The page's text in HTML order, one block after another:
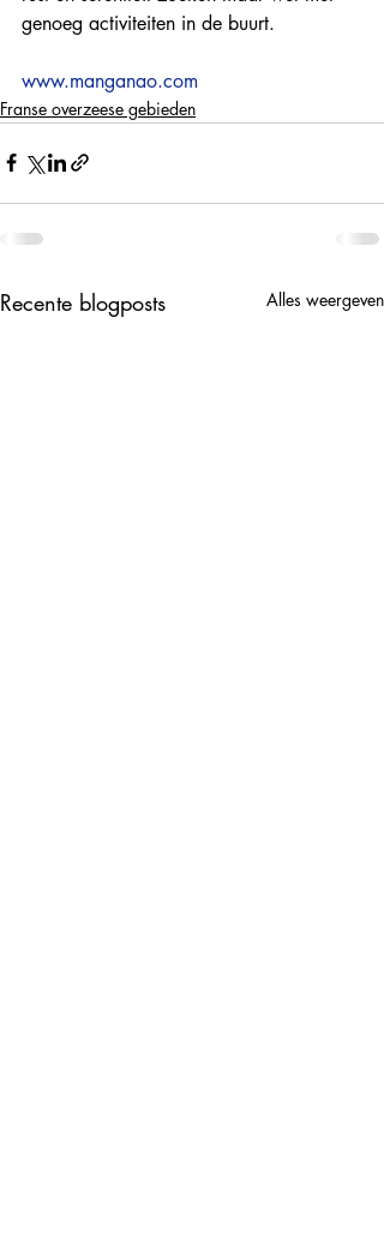
genoeg activiteiten in de buurt.
www.manganao.com
Franse overzeese gebieden
Recente blogposts Alles weergeven